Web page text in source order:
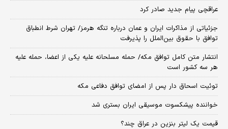
عراقچی پیام جدید صادر کرد
جزئیاتی از مذاکرات ایران و عمان درباره تنگه هرمز/ تهران شرط انطباق
توافق با حقوق بین‌الملل را پذیرفت
انتشار متن کامل توافق مکه/ حمله مسلحانه علیه یکی از اعضا، حمله علیه
هر سه کشور است
توئیت اسحاق دار پس از امضای توافق دفاعی مکه
خواننده پیشکسوت موسیقی ایران بستری شد
قیمت یک لیتر بنزین در عراق چند؟